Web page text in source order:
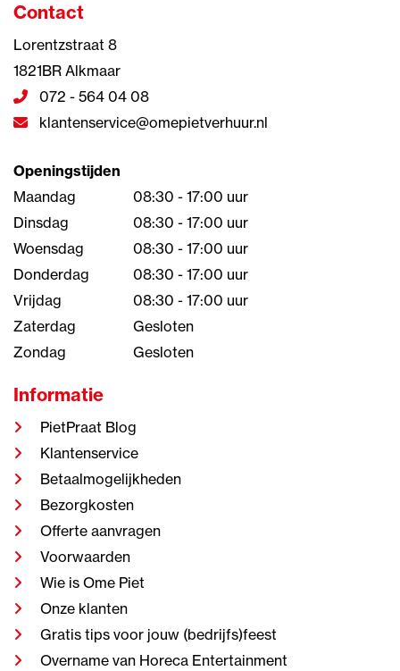
Contact
Lorentzstraat 8
1821BR Alkmaar
072 - 564 04 08
klantenservice@omepietverhuur.nl
Openingstijden
Maandag
08:30 - 17:00 uur
Dinsdag
08:30 - 17:00 uur
Woensdag
08:30 - 17:00 uur
Donderdag
08:30 - 17:00 uur
Vrijdag
08:30 - 17:00 uur
Zaterdag
Gesloten
Zondag
Gesloten
Informatie
PietPraat Blog
Klantenservice
Betaalmogelijkheden
Bezorgkosten
Offerte aanvragen
Voorwaarden
Wie is Ome Piet
Onze klanten
Gratis tips voor jouw (bedrijfs)feest
Overname van Horeca Entertainment